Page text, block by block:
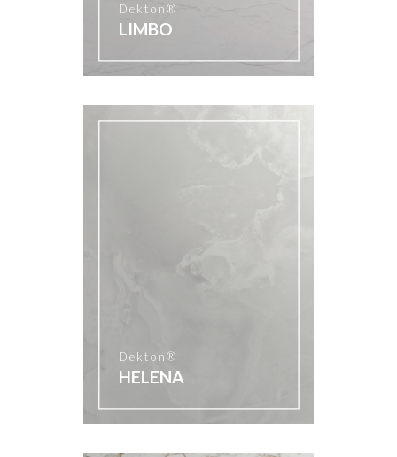
Dekton®
LIMBO
Dekton®
HELENA